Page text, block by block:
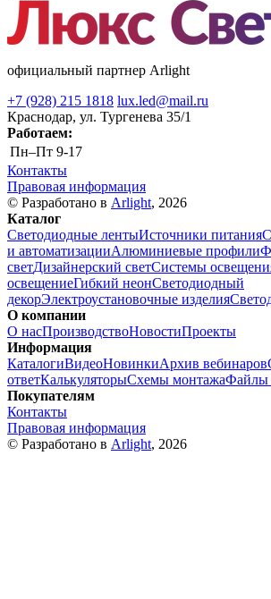
официальный партнер Arlight
+7 (928) 215 1818 lux.led@mail.ru
Краснодар, ул. Тургенева 35/1
Работаем:
Пн–Пт 9-17
Контакты
Правовая информация
© Разработано в Arlight, 2026
Каталог
Светодиодные лентыИсточники питания
и автоматизацииАлюминиевые профили
светДизайнерский светСистемы
освещениеГибкий неонСветодиодный
декорЭлектроустановочные изделия
О компании
О насПроизводствоНовостиПроекты
Информация
КаталогиВидеоНовинкиАрхив вебинаров
ответКалькуляторыСхемы монтажаФайлы
Покупателям
Контакты
Правовая информация
© Разработано в Arlight, 2026